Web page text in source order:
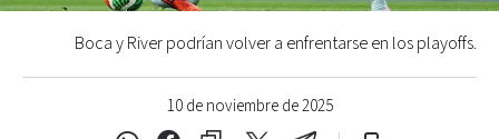
10 de noviembre de 2025
Boca y River podrían volver a enfrentarse en los playoffs.